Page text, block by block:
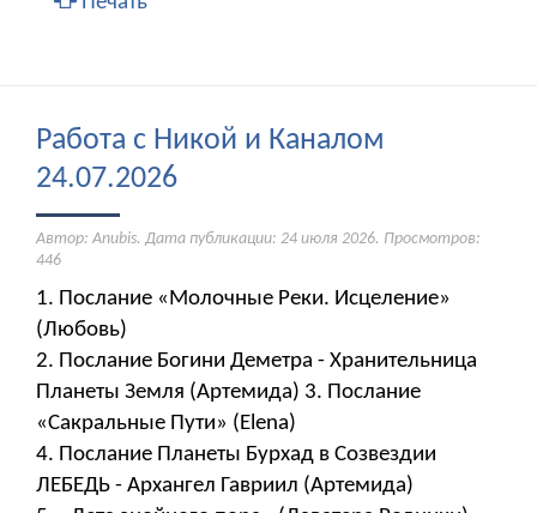
Работа с Никой и Каналом
24.07.2026
Автор: Anubis. Дата публикации: 24 июля 2026. Просмотров:
446
1. Послание «Молочные Реки. Исцеление»
(Любовь)
2. Послание Богини Деметра - Хранительница
Планеты Земля (Артемида) 3. Послание
«Сакральные Пути» (Elena)
4. Послание Планеты Бурхад в Созвездии
ЛЕБЕДЬ - Архангел Гавриил (Артемида)